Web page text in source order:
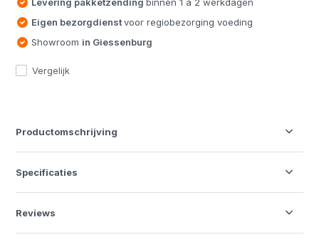
Eigen bezorgdienstvoor regiobezorging voeding
Showroom in Giessenburg
Vergelijk
Productomschrijving
Specificaties
Reviews